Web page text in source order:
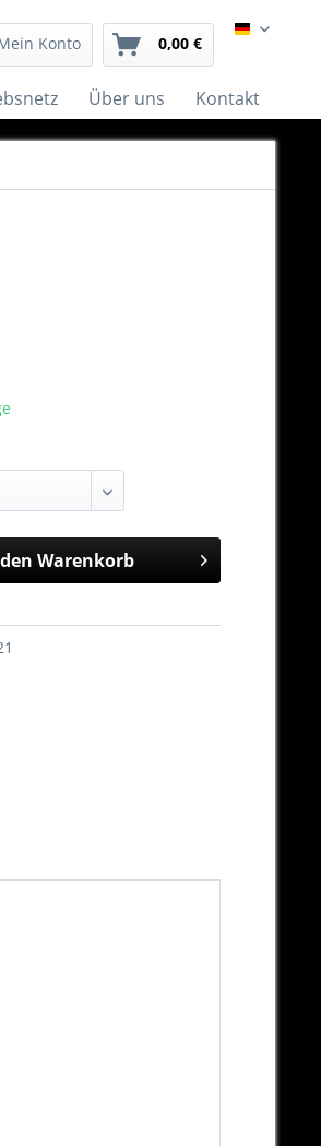
Konto 0,00 € German
Über uns Kontakt
Warenkorb